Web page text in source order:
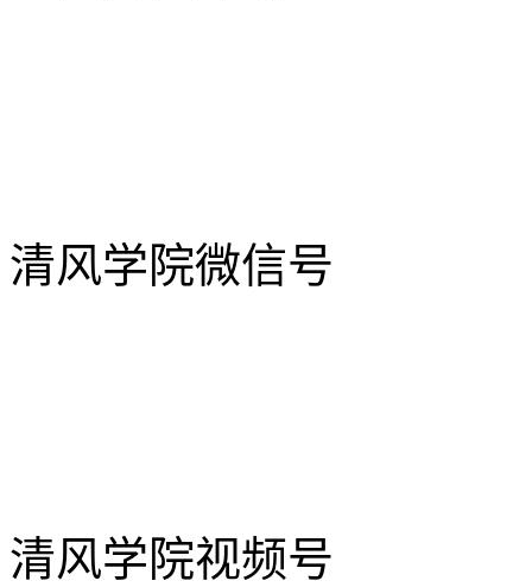
清风学院微信号
清风学院视频号